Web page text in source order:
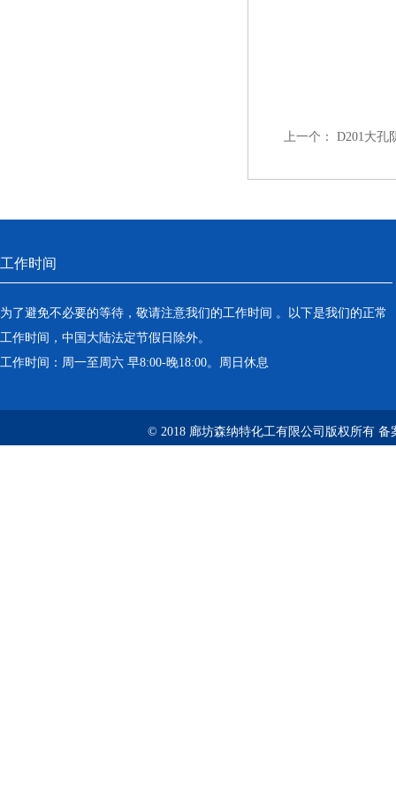
上一个： D201大孔
工作时间
为了避免不必要的等待，敬请注意我们的工作时间 。以下是我们的正常
工作时间，中国大陆法定节假日除外。
工作时间：周一至周六 早8:00-晚18:00。周日休息
© 2018 廊坊森纳特化工有限公司版权所有 备